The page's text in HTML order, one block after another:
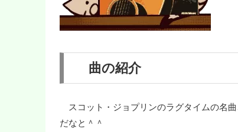
曲の紹介
スコット・ジョプリンのラグタイムの名
だなと＾＾